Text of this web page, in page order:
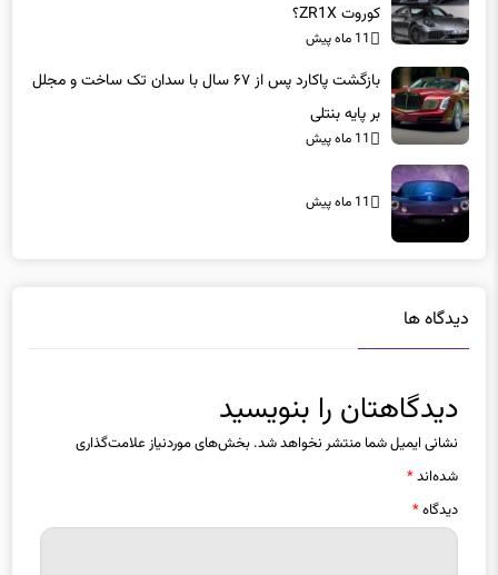
کوروت ZR1X؟
11 ماه پیش
بازگشت پاکارد پس از ۶۷ سال با سدان تک ساخت و مجلل
بر پایه بنتلی
11 ماه پیش
11 ماه پیش
دیدگاه ها
دیدگاهتان را بنویسید
نشانی ایمیل شما منتشر نخواهد شد. بخش‌های موردنیاز علامت‌گذاری
شده‌اند*
دیدگاه*